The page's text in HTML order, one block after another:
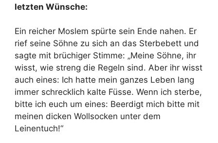
letzten Wünsche:
Ein reicher Moslem spürte sein Ende nahen. Er
rief seine Söhne zu sich an das Sterbebett und
sagte mit brüchiger Stimme: „Meine Söhne, ihr
wisst, wie streng die Regeln sind. Aber ihr wisst
auch eines: Ich hatte mein ganzes Leben lang
immer schrecklich kalte Füsse. Wenn ich sterbe,
bitte ich euch um eines: Beerdigt mich bitte mit
meinen dicken Wollsocken unter dem
Leinentuch!“